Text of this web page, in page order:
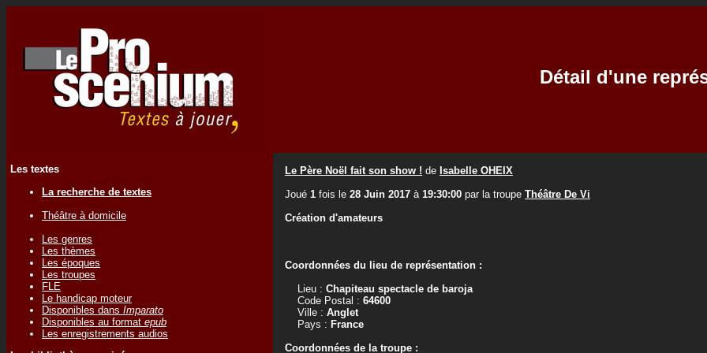
Détail d'une
Les textes
La recherche de textes
Théâtre à domicile
Les genres
Les thèmes
Les époques
Les troupes
FLE
Le handicap moteur
Disponibles dans Imparato
Disponibles au format epub
Les enregistrements audios
Le Père Noël fait son show ! de Isabelle OHEIX
Joué 1 fois le 28 Juin 2017 à 19:30:00 par la troupe Théâtre De Vi
Création d'amateurs
Coordonnées du lieu de représentation :
Lieu : Chapiteau spectacle de baroja
Code Postal : 64600
Ville : Anglet
Pays : France
Coordonnées de la troupe :